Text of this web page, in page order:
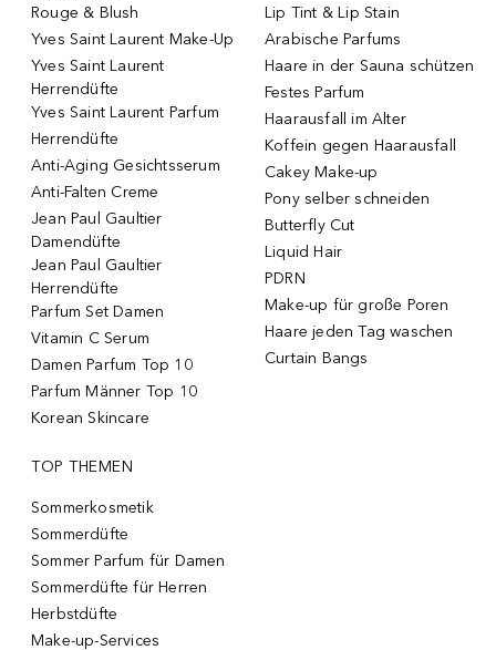
Rouge & Blush
Yves Saint Laurent Make-Up
Yves Saint Laurent
Herrendüfte
Yves Saint Laurent Parfum
Herrendüfte
Anti-Aging Gesichtsserum
Anti-Falten Creme
Jean Paul Gaultier
Damendüfte
Jean Paul Gaultier
Herrendüfte
Parfum Set Damen
Vitamin C Serum
Damen Parfum Top 10
Parfum Männer Top 10
Korean Skincare
Lip Tint & Lip Stain
Arabische Parfums
Haare in der Sauna schützen
Festes Parfum
Haarausfall im Alter
Koffein gegen Haarausfall
Cakey Make-up
Pony selber schneiden
Butterfly Cut
Liquid Hair
PDRN
Make-up für große Poren
Haare jeden Tag waschen
Curtain Bangs
TOP THEMEN
Sommerkosmetik
Sommerdüfte
Sommer Parfum für Damen
Sommerdüfte für Herren
Herbstdüfte
Make-up-Services